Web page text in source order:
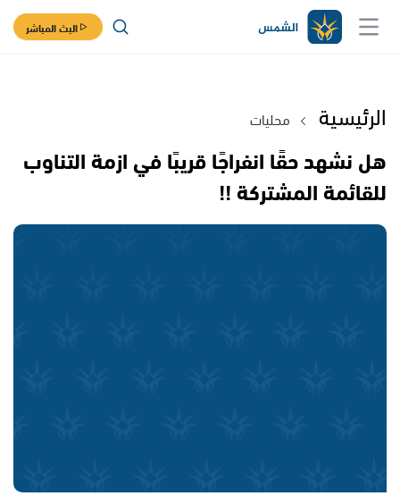
البث المباشر
الرئيسية محليات
هل نشهد حقًا انفراجًا قريبًا في ازمة التناوب
للقائمة المشتركة !!